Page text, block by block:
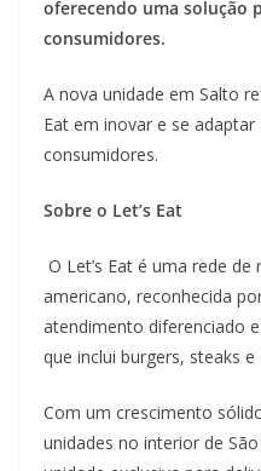
oferecendo uma solução
consumidores.
A nova unidade em Salto
Eat em inovar e se adaptar
consumidores.
Sobre o Let’s Eat
O Let’s Eat é uma rede
americano, reconhecida
atendimento diferenciado
que inclui burgers, steaks
Com um crescimento
unidades no interior de